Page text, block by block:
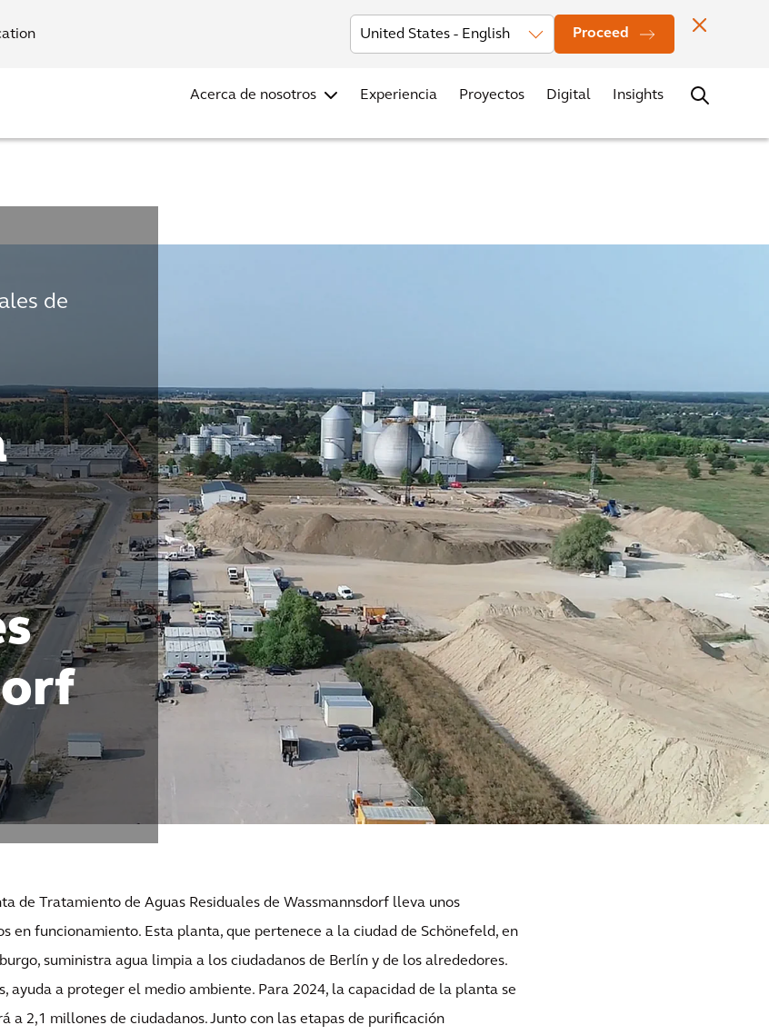
Proceed
Investors Noticias Oficinas Trabaja con nosotros
Acerca de nosotros Experiencia Proyectos Digital Insights
de
de Tratamiento de Aguas Residuales de Wassmannsdorf lleva unos
en funcionamiento. Esta planta, que pertenece a la ciudad de Schönefeld, en
suministra agua limpia a los ciudadanos de Berlín y de los alrededores.
ayuda a proteger el medio ambiente. Para 2024, la capacidad de la planta se
a 2,1 millones de ciudadanos. Junto con las etapas de purificación